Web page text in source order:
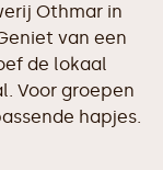
Othmar in
van een
de lokaal
Voor groepen
hapjes.